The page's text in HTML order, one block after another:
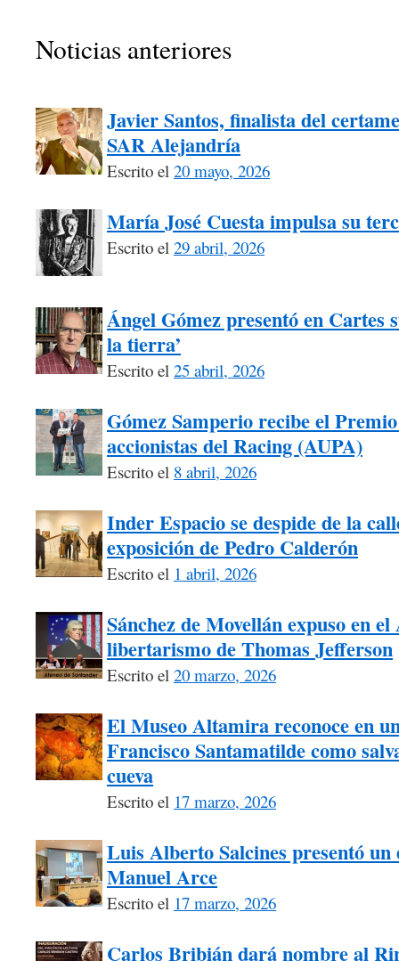
Noticias anteriores
Javier Santos, finalista del
SAR Alejandría
Escrito el 20 mayo, 2026
María José Cuesta impulsa su
Escrito el 29 abril, 2026
Ángel Gómez presentó en Cartes
la tierra’
Escrito el 25 abril, 2026
Gómez Samperio recibe el
accionistas del Racing (AUPA)
Escrito el 8 abril, 2026
Inder Espacio se despide de la
exposición de Pedro Calderón
Escrito el 1 abril, 2026
Sánchez de Movellán expuso en
libertarismo de Thomas Jefferson
Escrito el 20 marzo, 2026
El Museo Altamira reconoce en
Francisco Santamatilde como
cueva
Escrito el 17 marzo, 2026
Luis Alberto Salcines presentó
Manuel Arce
Escrito el 17 marzo, 2026
Carlos Bribián dará nombre al